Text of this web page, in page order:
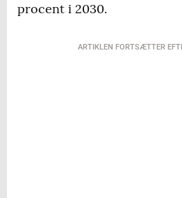
procent i 2030.
ARTIKLEN FORTSÆTTER